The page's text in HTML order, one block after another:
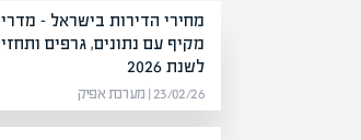
מחירי הדירות בישראל –
מקיף עם נתונים, גרפים
לשנת 2026
23/02/26 | מערכת אפיק